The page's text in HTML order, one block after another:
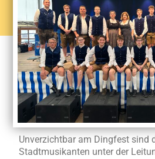
Unverzichtbar am Dingfest sind
Stadtmusikanten unter der